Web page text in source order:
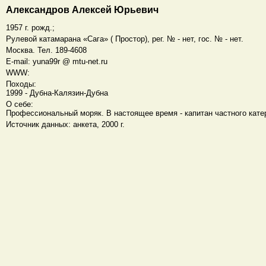
Александров Алексей Юрьевич
1957 г. рожд.;
Рулевой катамарана «Сага» ( Простор), рег. № - нет, гос. № - нет.
Москва. Тел. 189-4608
E-mail: yuna99r @ mtu-net.ru
WWW:
Походы:
1999 - Дубна-Калязин-Дубна
О себе:
Профессиональный моряк. В настоящее время - капитан частного
Источник данных: анкета, 2000 г.